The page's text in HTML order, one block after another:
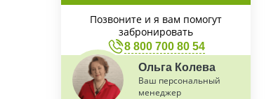
Позвоните и я вам помогут
забронировать
8 800 700 80 54
Ольга Колева
Ваш персональный
менеджер